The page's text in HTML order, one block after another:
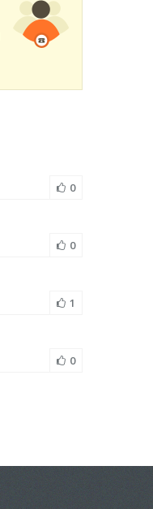
0
0
1
0